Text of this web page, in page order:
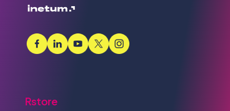
Rstore